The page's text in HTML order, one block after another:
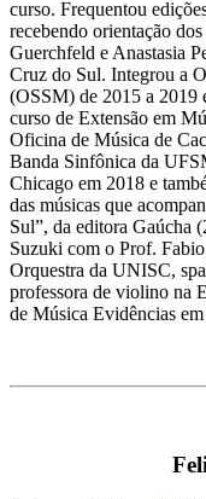
curso. Frequentou
recebendo orientação
Guerchfeld e Anastasia
Cruz do Sul. Integrou a
(OSSM) de 2015 a 2019
curso de Extensão em
Oficina de Música de
Banda Sinfônica da
Chicago em 2018 e
das músicas que
Sul”, da editora Gaúcha
Suzuki com o Prof.
Orquestra da UNISC,
professora de violino na
de Música Evidências